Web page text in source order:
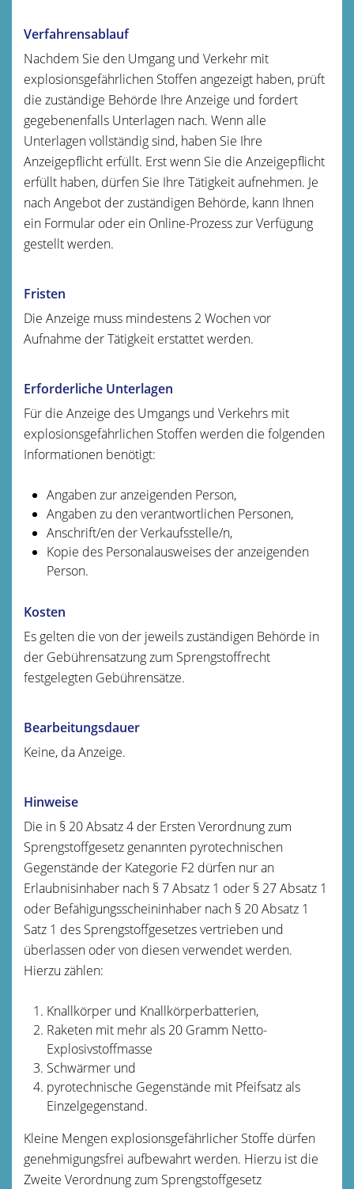
Verfahrensablauf
Nachdem Sie den Umgang und Verkehr mit
explosionsgefährlichen Stoffen angezeigt haben, prüft
die zuständige Behörde Ihre Anzeige und fordert
gegebenenfalls Unterlagen nach. Wenn alle
Unterlagen vollständig sind, haben Sie Ihre
Anzeigepflicht erfüllt. Erst wenn Sie die Anzeigepflicht
erfüllt haben, dürfen Sie Ihre Tätigkeit aufnehmen. Je
nach Angebot der zuständigen Behörde, kann Ihnen
ein Formular oder ein Online-Prozess zur Verfügung
gestellt werden.
Fristen
Die Anzeige muss mindestens 2 Wochen vor
Aufnahme der Tätigkeit erstattet werden.
Erforderliche Unterlagen
Für die Anzeige des Umgangs und Verkehrs mit
explosionsgefährlichen Stoffen werden die folgenden
Informationen benötigt:
Angaben zur anzeigenden Person,
Angaben zu den verantwortlichen Personen,
Anschrift/en der Verkaufsstelle/n,
Kopie des Personalausweises der anzeigenden
Person.
Kosten
Es gelten die von der jeweils zuständigen Behörde in
der Gebührensatzung zum Sprengstoffrecht
festgelegten Gebührensätze.
Bearbeitungsdauer
Keine, da Anzeige.
Hinweise
Die in § 20 Absatz 4 der Ersten Verordnung zum
Sprengstoffgesetz genannten pyrotechnischen
Gegenstände der Kategorie F2 dürfen nur an
Erlaubnisinhaber nach § 7 Absatz 1 oder § 27 Absatz 1
oder Befähigungsscheininhaber nach § 20 Absatz 1
Satz 1 des Sprengstoffgesetzes vertrieben und
überlassen oder von diesen verwendet werden.
Hierzu zählen:
Knallkörper und Knallkörperbatterien,
Raketen mit mehr als 20 Gramm Netto-
Explosivstoffmasse
Schwärmer und
pyrotechnische Gegenstände mit Pfeifsatz als
Einzelgegenstand.
Kleine Mengen explosionsgefährlicher Stoffe dürfen
genehmigungsfrei aufbewahrt werden. Hierzu ist die
Zweite Verordnung zum Sprengstoffgesetz